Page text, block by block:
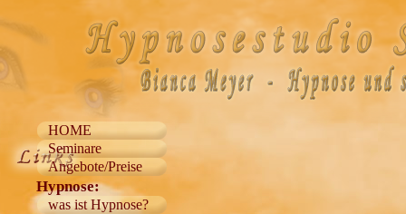
HOME
Seminare
Angebote/Preise
Hypnose:
was ist Hypnose?